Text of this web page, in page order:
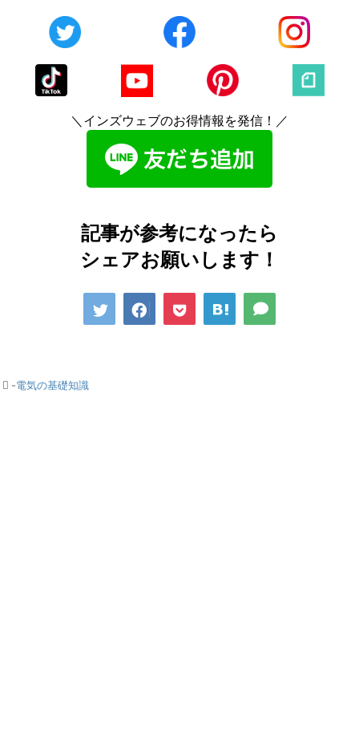
＼インズウェブのお得情報を発信！／
記事が参考になったら
シェアお願いします！
-電気の基礎知識